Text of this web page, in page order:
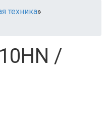
техника»
/